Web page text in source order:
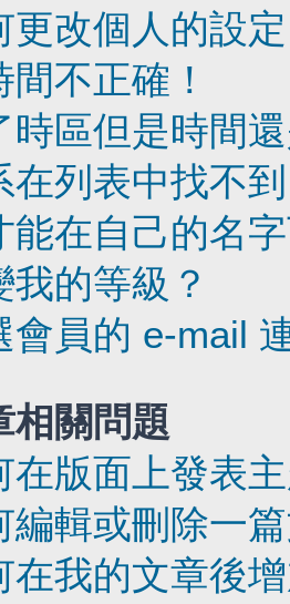
更改個人的設
不正確！
時區但是時間
在列表中找不
能在自己的名
我的等級？
會員的 e-mail
相關問題
在版面上發表
編輯或刪除一
在我的文章後